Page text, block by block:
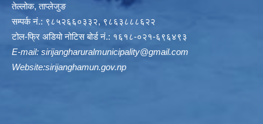
तेल्लोक, ताप्लेजुङ
सम्पर्क नं.: ९८५२६६०३३२, ९८६३८८८६२२
टोल-फ्रि अडियो नोटिस बोर्ड नं.: १६१८-०२१-६९६४९३
E-mail: sirijangharuralmunicipality@gmail.com
Website:sirijanghamun.gov.np